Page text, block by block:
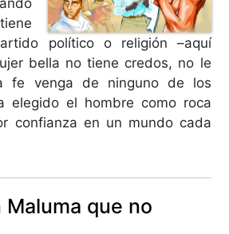
político o religión –aquí
bella no tiene credos, no le
fe venga de ninguno de los
elegido el hombre como roca
confianza en un mundo cada
Maluma que no